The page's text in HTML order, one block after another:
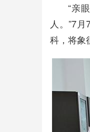
“亲
人。”7
科，将象